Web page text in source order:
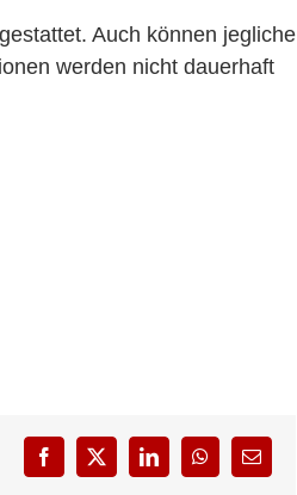
Auch können jegliche
werden nicht dauerhaft
Facebook
X LinkedInWhatsApp
E-
Mail